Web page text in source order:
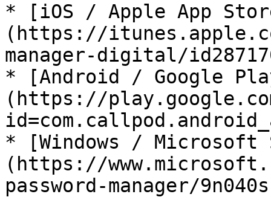
* [iOS / Apple App
(https://
manager-digital/
* [Android / Google
(https://
* [Windows / Microsoft
(https://
password-manager/